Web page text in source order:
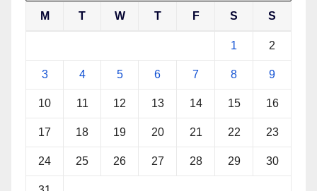
M T W T F S S
1 2
3 4 5 6 7 8 9
10 11 12 13 14 15 16
17 18 19 20 21 22 23
24 25 26 27 28 29 30